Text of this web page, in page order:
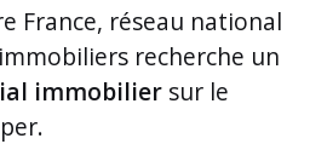
France, réseau national
recherche un
immobilier sur le